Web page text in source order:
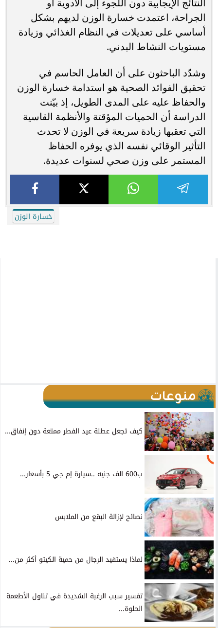
النتائج الإيجابية دون اللجوء إلى الأدوية أو
الجراحة، اعتمدت خسارة الوزن لديهم بشكل
أساسي على تعديلات في النظام الغذائي وزيادة
مستويات النشاط البدني.
وشدّد الباحثون على أن العامل الحاسم في
تحقيق الفوائد الصحية هو استدامة خسارة الوزن
والحفاظ عليه على المدى الطويل، إذ بيّنت
الدراسة أن الحميات المؤقتة والأنظمة القاسية
التي تعقبها زيادة سريعة في الوزن لا تحدث
التأثير الوقائي نفسه الذي يوفره الحفاظ
المستمر على وزن صحي لسنوات عديدة.
خسارة الوزن
منوعات
كيف تجعل عطلة عيد الفطر ممتعة دون إنفاق...
ب600 الف جنيه ..سيارة إم جي 5 بأسعار...
نصائح لإزالة البقع من الملابس
لماذا يستفيد الرجال من حمية الكيتو أكثر من...
تفسير سبب الرغبة الشديدة في تناول الأطعمة
الحلوة...